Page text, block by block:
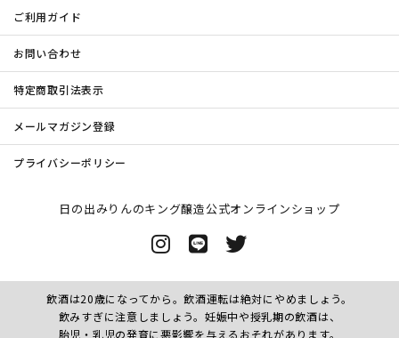
ご利用ガイド
お問い合わせ
特定商取引法表示
メールマガジン登録
プライバシーポリシー
日の出みりんのキング醸造公式オンラインショップ
飲酒は20歳になってから。飲酒運転は絶対にやめましょう。
飲みすぎに注意しましょう。妊娠中や授乳期の飲酒は、
胎児・乳児の発育に悪影響を与えるおそれがあります。